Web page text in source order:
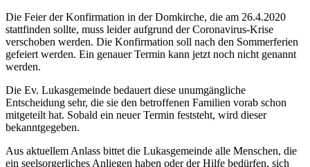
Die Feier der Konfirmation in der Domkirche, die am 26.4.2020
stattfinden sollte, muss leider aufgrund der Coronavirus-Krise
verschoben werden. Die Konfirmation soll nach den Sommerferien
gefeiert werden. Ein genauer Termin kann jetzt noch nicht genannt
werden.
Die Ev. Lukasgemeinde bedauert diese unumgängliche
Entscheidung sehr, die sie den betroffenen Familien vorab schon
mitgeteilt hat. Sobald ein neuer Termin feststeht, wird dieser
bekanntgegeben.
Aus aktuellem Anlass bittet die Lukasgemeinde alle Menschen, die
ein seelsorgerliches Anliegen haben oder der Hilfe bedürfen, sich